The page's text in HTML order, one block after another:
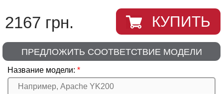
2167 грн. КУПИТЬ
ПРЕДЛОЖИТЬ СООТВЕТСТВИЕ МОДЕЛИ
Название модели: